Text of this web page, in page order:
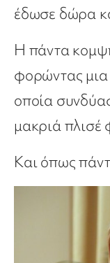
έδωσε δώρα
Η πάντα
φορώντας μια
οποία
μακριά πλισέ
Και όπως